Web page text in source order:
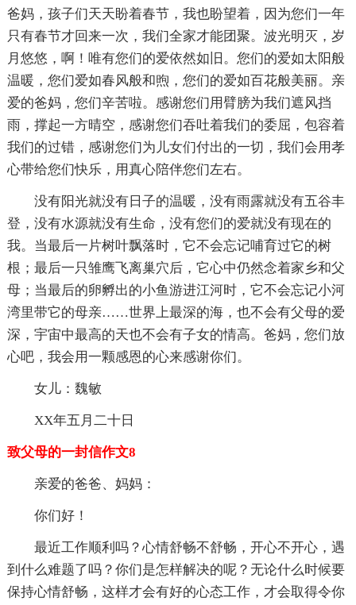
爸妈，孩子们天天盼着春节，我也盼望着，因为您们一年
只有春节才回来一次，我们全家才能团聚。波光明灭，岁
月悠悠，啊！唯有您们的爱依然如旧。您们的爱如太阳般
温暖，您们爱如春风般和煦，您们的爱如百花般美丽。亲
爱的爸妈，您们辛苦啦。感谢您们用臂膀为我们遮风挡
雨，撑起一方晴空，感谢您们吞吐着我们的委屈，包容着
我们的过错，感谢您们为儿女们付出的一切，我们会用孝
心带给您们快乐，用真心陪伴您们左右。
没有阳光就没有日子的温暖，没有雨露就没有五谷丰
登，没有水源就没有生命，没有您们的爱就没有现在的
我。当最后一片树叶飘落时，它不会忘记哺育过它的树
根；最后一只雏鹰飞离巢穴后，它心中仍然念着家乡和父
母；当最后的卵孵出的小鱼游进江河时，它不会忘记小河
湾里带它的母亲……世界上最深的海，也不会有父母的爱
深，宇宙中最高的天也不会有子女的情高。爸妈，您们放
心吧，我会用一颗感恩的心来感谢你们。
女儿：魏敏
XX年五月二十日
致父母的一封信作文8
亲爱的爸爸、妈妈：
你们好！
最近工作顺利吗？心情舒畅不舒畅，开心不开心，遇
到什么难题了吗？你们是怎样解决的呢？无论什么时候要
保持心情舒畅，这样才会有好的心态工作，才会取得令你